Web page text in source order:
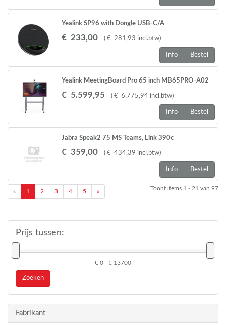
Yealink SP96 with Dongle USB-C/A
€ 233,00 ( € 281,93 incl.btw)
Info Bestel
Yealink MeetingBoard Pro 65 inch MB65PRO-A02
€ 5.599,95 ( € 6.775,94 incl.btw)
Info Bestel
Jabra Speak2 75 MS Teams, Link 390c
€ 359,00 ( € 434,39 incl.btw)
Info Bestel
Toont items 1 - 21 van 97
« 1 2 3 4 5 »
Prijs tussen:
€ 0 - € 13700
Zoeken
Fabrikant